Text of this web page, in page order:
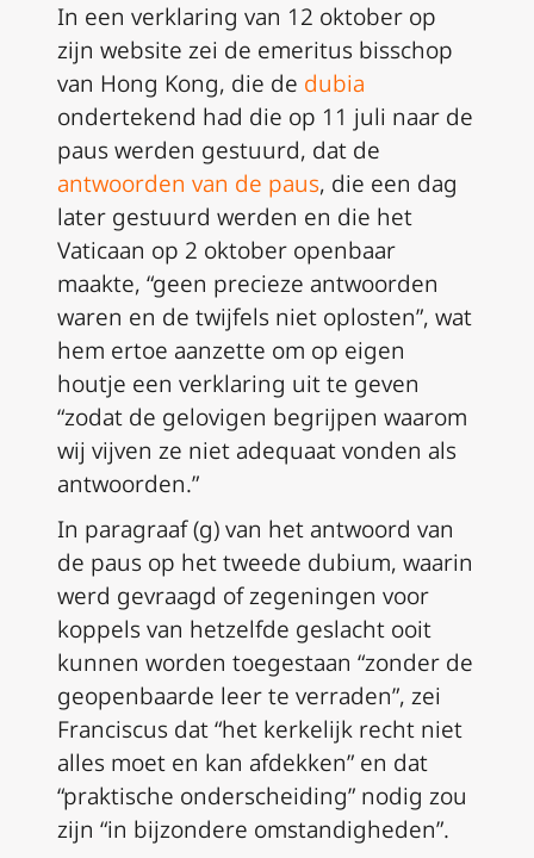
In een verklaring van 12 oktober op
zijn website zei de emeritus bisschop
van Hong Kong, die de dubia
ondertekend had die op 11 juli naar de
paus werden gestuurd, dat de
antwoorden van de paus, die een dag
later gestuurd werden en die het
Vaticaan op 2 oktober openbaar
maakte, “geen precieze antwoorden
waren en de twijfels niet oplosten”, wat
hem ertoe aanzette om op eigen
houtje een verklaring uit te geven
“zodat de gelovigen begrijpen waarom
wij vijven ze niet adequaat vonden als
antwoorden.”
In paragraaf (g) van het antwoord van
de paus op het tweede dubium, waarin
werd gevraagd of zegeningen voor
koppels van hetzelfde geslacht ooit
kunnen worden toegestaan “zonder de
geopenbaarde leer te verraden”, zei
Franciscus dat “het kerkelijk recht niet
alles moet en kan afdekken” en dat
“praktische onderscheiding” nodig zou
zijn “in bijzondere omstandigheden”.